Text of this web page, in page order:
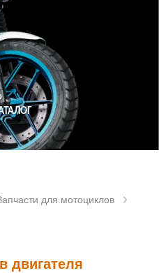
для мотоциклов
двигателя